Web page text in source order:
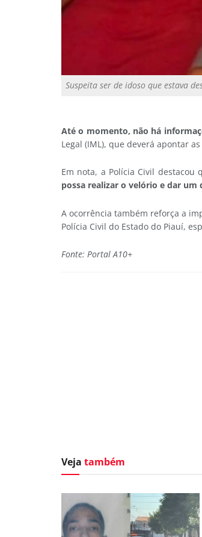
Suspeita ser de idoso que estava
Até o momento, não há
Legal (IML), que deverá apontar
Em nota, a Polícia Civil destacou
possa realizar o velório e dar um
A ocorrência também reforça a
Polícia Civil do Estado do Piauí,
Fonte: Portal A10+
Veja também